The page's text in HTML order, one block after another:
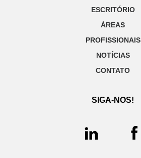
ESCRITÓRIO
ÁREAS
PROFISSIONAIS
NOTÍCIAS
CONTATO
SIGA-NOS!